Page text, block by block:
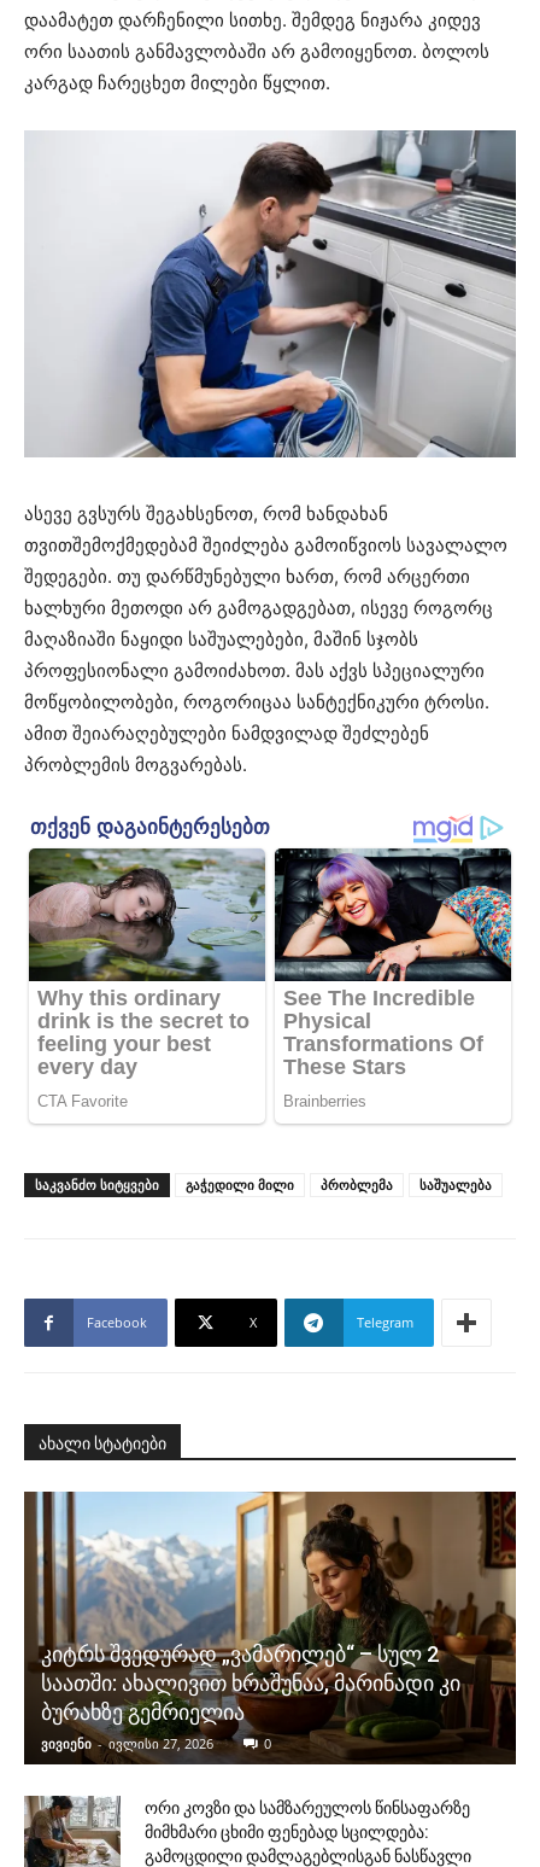
დაამატეთ დარჩენილი სითხე. შემდეგ ნიჟარა კიდევ
ორი საათის განმავლობაში არ გამოიყენოთ. ბოლოს
კარგად ჩარეცხეთ მილები წყლით.
ასევე გვსურს შეგახსენოთ, რომ ხანდახან
თვითშემოქმედებამ შეიძლება გამოიწვიოს სავალალო
შედეგები. თუ დარწმუნებული ხართ, რომ არცერთი
ხალხური მეთოდი არ გამოგადგებათ, ისევე როგორც
მაღაზიაში ნაყიდი საშუალებები, მაშინ სჯობს
პროფესიონალი გამოიძახოთ. მას აქვს სპეციალური
მოწყობილობები, როგორიცაა სანტექნიკური ტროსი.
ამით შეიარაღებულები ნამდვილად შეძლებენ
პრობლემის მოგვარებას.
ᲡᲐᲙᲕᲐᲜᲫᲝ ᲡᲘᲢᲧᲕᲔᲑᲘ გაჭედილი მილი პრობლემა საშუალება
Facebook X Telegram
ახალი სტატიები
კიტრს შვედურად „ვამარილებ“ – სულ 2
საათში: ახალივით ხრაშუნაა, მარინადი კი
ბურახზე გემრიელია
ვივიენი - ივლისი 27, 2026 0
ორი კოვზი და სამზარეულოს წინსაფარზე
მიმხმარი ცხიმი ფენებად სცილდება:
გამოცდილი დამლაგებლისგან ნასწავლი